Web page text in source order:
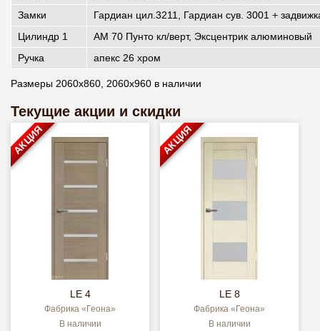
Замки
Гардиан цил.3211, Гардиан сув. 3001 +
Цилиндр 1
АМ 70 Пунто кл/верт, Эксцентрик алюминовый
Ручка
апекс 26 хром
Размеры 2060х860, 2060х960 в наличии
Текущие акции и скидки
LE 4
Фабрика «Геона»
В наличии
АКЦИЯ
LE 8
Фабрика «Геона»
В наличии
АКЦИЯ